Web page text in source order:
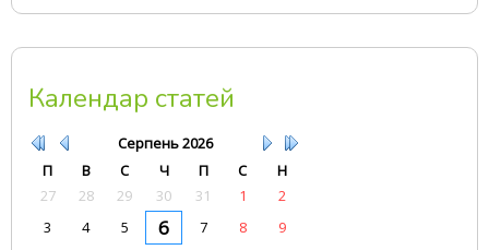
Календар статей
Серпень2026
П
В С Ч П С
Н
27
28 29 30 31 1
2
3
4 5 6 7 8
9